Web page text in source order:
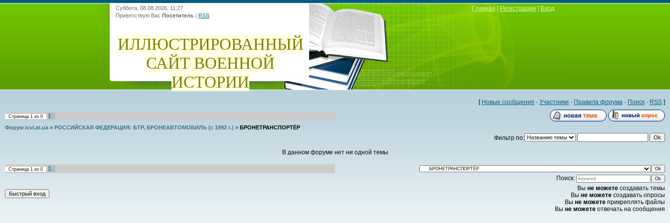
Суббота, 08.08.2026, 11:27
Приветствую Вас Посетитель | RSS
ИЛЛЮСТРИРОВАННЫЙ
САЙТ ВОЕННОЙ
ИСТОРИИ
Главная Регистрация Вход
[ Новые сообщения · Участники · Правила форума · Поиск · RSS ]
Страница 1 из 0 1
Форум icvi.at.ua » РОССИЙСКАЯ ФЕДЕРАЦИЯ: БТР, БРОНЕАВТОМОБИЛЬ (с 1992 г.) » БРОНЕТРАНСПОРТЁР
Фильтр по:
В данном форуме нет ни одной темы
Страница 1 из 0
1
Поиск:
Вы не можете создавать темы
Вы не можете создавать опросы
Вы не можете прикреплять файлы
Вы не можете отвечать на сообщения